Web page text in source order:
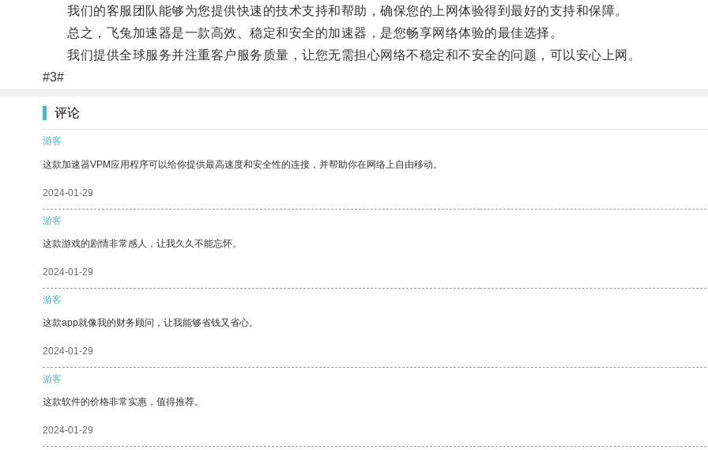
我们的客服团队能够为您提供快速的技术支持和帮助，确保您的上网体验得到最好的支持和保障。
总之，飞兔加速器是一款高效、稳定和安全的加速器，是您畅享网络体验的最佳选择。
我们提供全球服务并注重客户服务质量，让您无需担心网络不稳定和不安全的问题，可以安心上网。
#3#
评论
游客
这款加速器VPM应用程序可以给你提供最高速度和安全性的连接，并帮助你在网络上自由移动。
2024-01-29
游客
这款游戏的剧情非常感人，让我久久不能忘怀。
2024-01-29
游客
这款app就像我的财务顾问，让我能够省钱又省心。
2024-01-29
游客
这款软件的价格非常实惠，值得推荐。
2024-01-29